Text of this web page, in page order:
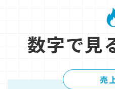
数字で見
売